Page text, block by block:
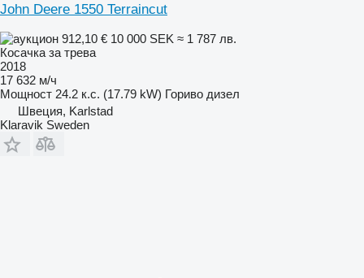
John Deere 1550 Terraincut
912,10 € 10 000 SEK ≈ 1 787 лв.
Косачка за трева
2018
17 632 м/ч
Мощност 24.2 к.с. (17.79 kW) Гориво дизел
Швеция, Karlstad
Klaravik Sweden